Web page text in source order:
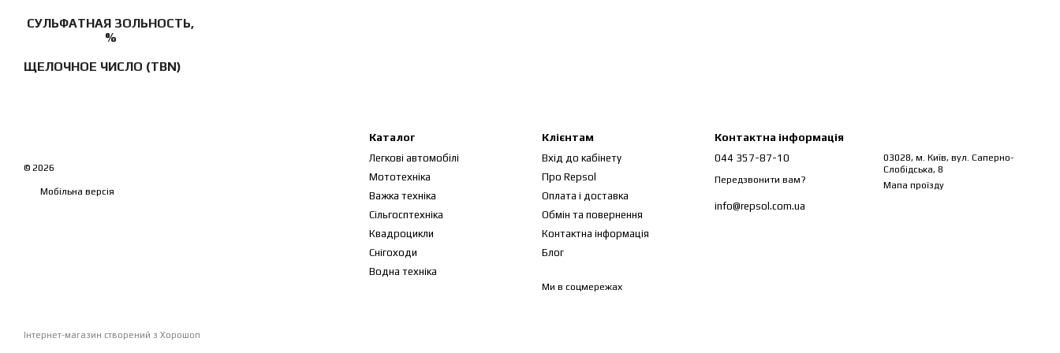
СУЛЬФАТНАЯ ЗОЛЬНОСТЬ,
%
ЩЕЛОЧНОЕ ЧИСЛО (TBN)
© 2026
Мобільна версія
Інтернет-магазин створений з Хорошоп
Каталог
Легкові автомобілі
Мототехніка
Важка техніка
Сільгосптехніка
Квадроцикли
Снігоходи
Водна техніка
Клієнтам
Вхід до кабінету
Про Repsol
Оплата і доставка
Обмін та повернення
Контактна інформація
Блог
Ми в соцмережах
Контактна інформація
044 357-87-10
Передзвонити вам?
info@repsol.com.ua
03028, м. Київ, вул. Саперно-
Слобідська, 8
Мапа проїзду